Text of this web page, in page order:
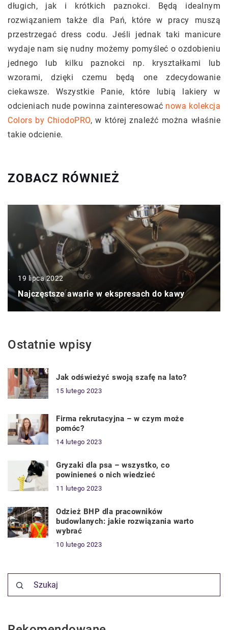
długich, jak i krótkich paznokci. Będą idealnym
rozwiązaniem także dla Pań, które w pracy muszą
przestrzegać dress codu. Jeśli jednak taki manicure
wydaje nam się nudny możemy pomyśleć o ozdobieniu
jednego lub kilku paznokci np. kryształkami lub
wzorami, dzięki czemu będą one zdecydowanie
ciekawsze. Wszystkie Panie, które lubią lakiery w
odcieniach nude powinna zainteresować nowa kolekcja
Colors by ChiodoPRO, w której znaleźć można właśnie
takie odcienie.
ZOBACZ RÓWNIEŻ
19 lipca 2022
Najczęstsze awarie w ekspresach do kawy
Ostatnie wpisy
Jak odświeżyć swoją szafę na lato?
15 lutego 2023
Firma rekrutacyjna – w czym może
pomóc?
14 lutego 2023
Gryzaki dla psa – wszystko, co
powinieneś o nich wiedzieć
11 lutego 2023
Odzież BHP dla pracowników
budowlanych: jakie rozwiązania warto
wybrać
10 lutego 2023